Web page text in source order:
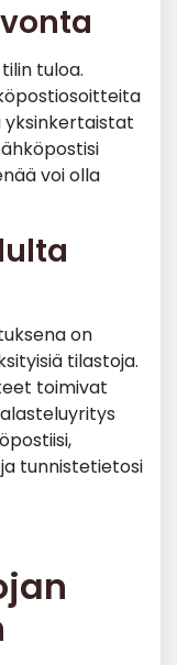
tuloa.
yksinkertaistat
voi olla
on
tilastoja.
toimivat
tunnistetietosi